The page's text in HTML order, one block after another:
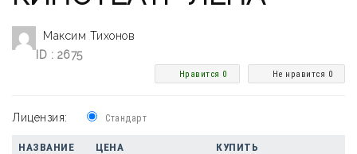
Максим Тихонов
ID : 2675
Не нравится 0
Нравится 0
Лицензия: Стандарт
НАЗВАНИЕ ЦЕНА
КУПИТЬ